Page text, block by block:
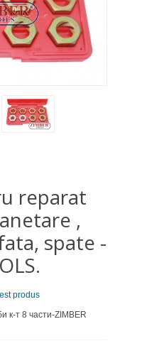
reparat
,
spate -
produs
к-т 8 части-ZIMBER